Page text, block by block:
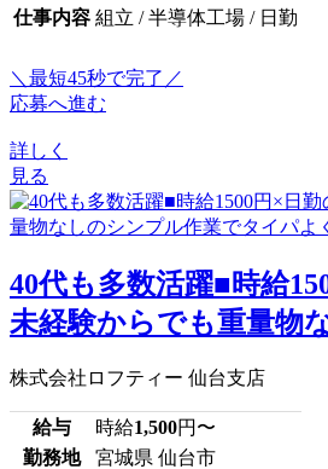
仕事内容 組立 / 半導体工場 / 日勤
＼最短45秒で完了／
応募へ進む
詳しく
見る
40代も多数活躍■時給
未経験からでも重量物
株式会社ロフティー 仙台支店
給与 時給1,500円〜
勤務地
宮城県 仙台市